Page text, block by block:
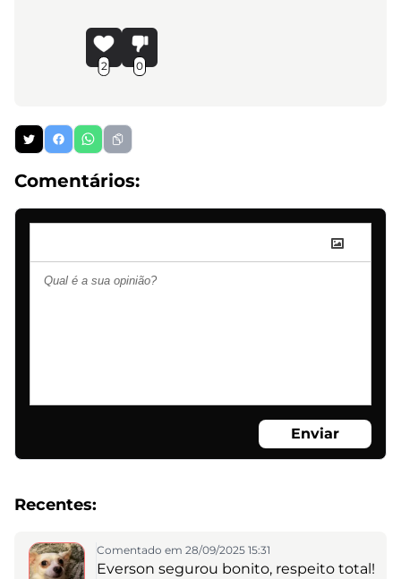
2 0
Comentários:
Enviar
Recentes:
Comentado em 28/09/2025 15:31
Everson segurou bonito, respeito total!